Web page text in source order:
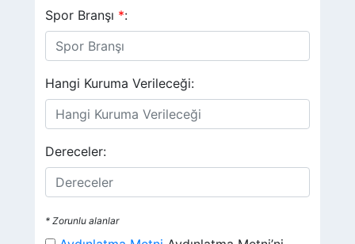
Spor Branşı *:
Hangi Kuruma Verileceği:
Dereceler:
* Zorunlu alanlar